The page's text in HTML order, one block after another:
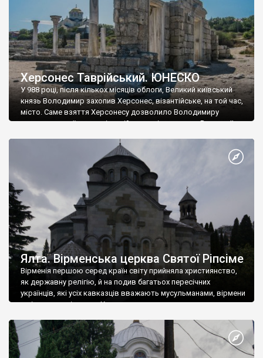
Херсонес Таврійський. ЮНЕСКО
У 988 році, після кількох місяців облоги, Великий київський
князь Володимир захопив Херсонес, візантійське, на той час,
місто. Саме взяття Херсонесу дозволило Володимиру
диктувати свої умови візантійському імператору Василю ІІ, та
Херсонесі Володимир-язичник, став Василем-християнином.
А потім було Хрещення Русі. На честь Херсонесу Таврійського
Ялта. Вірменська церква Святої Ріпсіме
Вірменія першою серед країн світу прийняла християнство,
як державну релігію, й на подив багатьох пересічних
українців, які усіх кавказців вважають мусульманами, вірмени
є відданими вірянами Христа